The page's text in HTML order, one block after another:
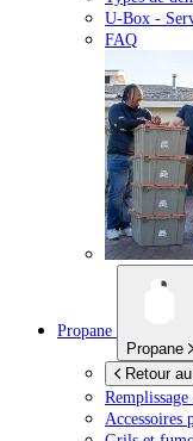
U-Box -
FAQ
Propane
Propane
Retour
Accessoires